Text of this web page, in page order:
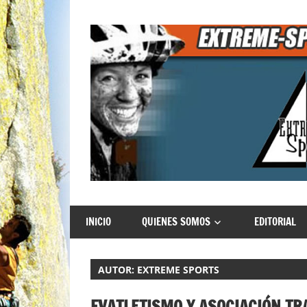
contenido
Extreme
Sports
INICIO QUIENES SOMOS EDITORIAL
AUTOR: EXTREME SPORTS